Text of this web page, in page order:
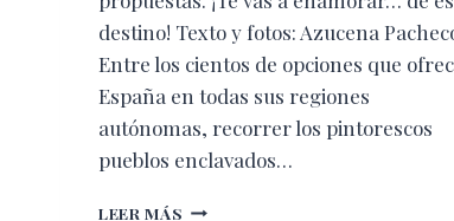
destino! Texto y fotos: Azucena
Entre los cientos de opciones que
España en todas sus regiones
autónomas, recorrer los pintorescos
pueblos enclavados…
LEER MÁS VISITA